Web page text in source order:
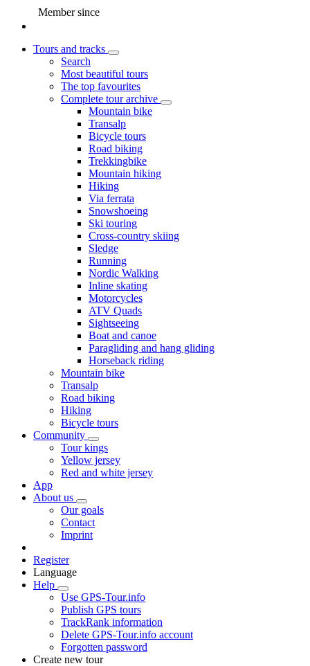
Member since
Tours and tracks
Search
Most beautiful tours
The top favourites
Complete tour archive
Mountain bike
Transalp
Bicycle tours
Road biking
Trekkingbike
Mountain hiking
Hiking
Via ferrata
Snowshoeing
Ski touring
Cross-country skiing
Sledge
Running
Nordic Walking
Inline skating
Motorcycles
ATV Quads
Sightseeing
Boat and canoe
Paragliding and hang gliding
Horseback riding
Mountain bike
Transalp
Road biking
Hiking
Bicycle tours
Community
Tour kings
Yellow jersey
Red and white jersey
App
About us
Our goals
Contact
Imprint
Register
Language
Help
Use GPS-Tour.info
Publish GPS tours
TrackRank information
Delete GPS-Tour.info account
Forgotten password
Create new tour